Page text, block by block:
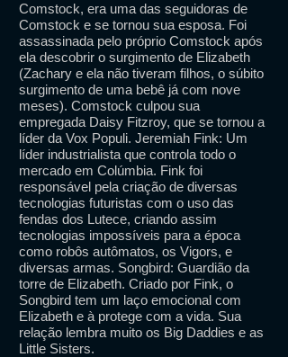
Comstock, era uma das seguidoras de
Comstock e se tornou sua esposa. Foi
assassinada pelo próprio Comstock após
ela descobrir o surgimento de Elizabeth
(Zachary e ela não tiveram filhos, o súbito
surgimento de uma bebê já com nove
meses). Comstock culpou sua
empregada Daisy Fitzroy, que se tornou a
líder da Vox Populi. Jeremiah Fink: Um
líder industrialista que controla todo o
mercado em Colúmbia. Fink foi
responsável pela criação de diversas
tecnologias futuristas com o uso das
fendas dos Lutece, criando assim
tecnologias impossíveis para a época
como robôs autômatos, os Vigors, e
diversas armas. Songbird: Guardião da
torre de Elizabeth. Criado por Fink, o
Songbird tem um laço emocional com
Elizabeth e à protege com a vida. Sua
relação lembra muito os Big Daddies e as
Little Sisters.